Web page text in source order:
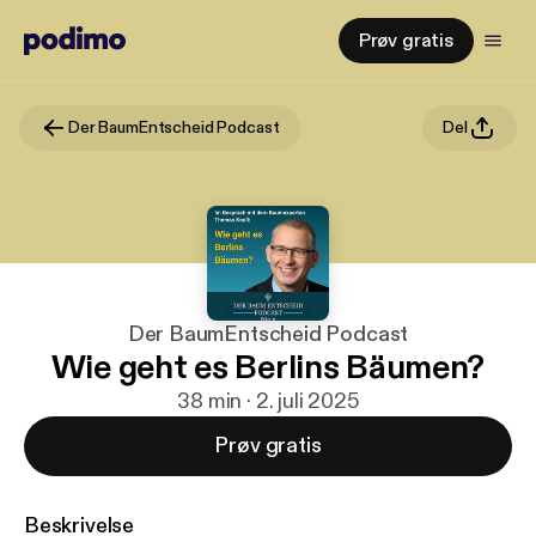
Prøv gratis
Der BaumEntscheid Podcast Del
Der BaumEntscheid Podcast
Wie geht es Berlins Bäumen?
38 min · 2. juli 2025
Prøv gratis
Beskrivelse